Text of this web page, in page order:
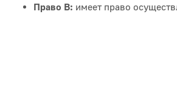
Право В: имеет право